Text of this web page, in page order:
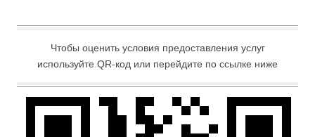
Чтобы оценить условия предоставления услуг
используйте QR-код или перейдите по ссылке ниже